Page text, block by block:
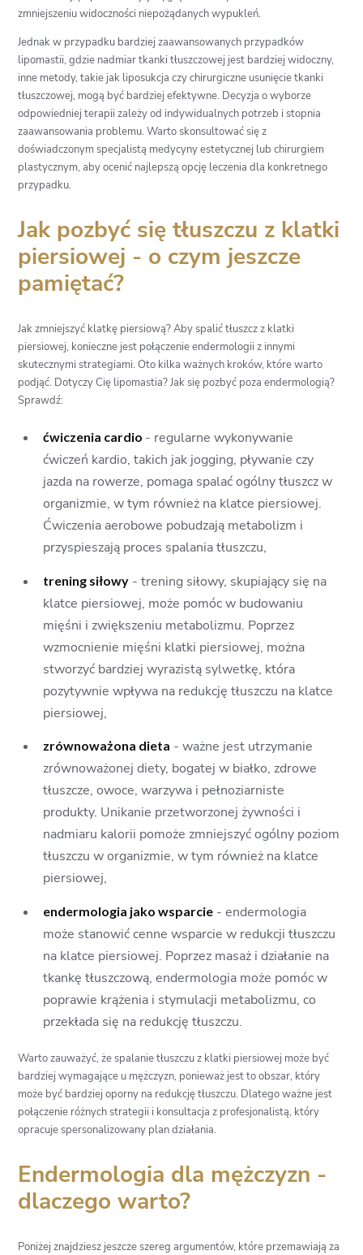
zmniejszeniu widoczności niepożądanych wypukleń.
Jednak w przypadku bardziej zaawansowanych przypadków
lipomastii, gdzie nadmiar tkanki tłuszczowej jest bardziej widoczny,
inne metody, takie jak liposukcja czy chirurgiczne usunięcie tkanki
tłuszczowej, mogą być bardziej efektywne. Decyzja o wyborze
odpowiedniej terapii zależy od indywidualnych potrzeb i stopnia
zaawansowania problemu. Warto skonsultować się z
doświadczonym specjalistą medycyny estetycznej lub chirurgiem
plastycznym, aby ocenić najlepszą opcję leczenia dla konkretnego
przypadku.
Jak pozbyć się tłuszczu z klatki
piersiowej - o czym jeszcze
pamiętać?
Jak zmniejszyć klatkę piersiową? Aby spalić tłuszcz z klatki
piersiowej, konieczne jest połączenie endermologii z innymi
skutecznymi strategiami. Oto kilka ważnych kroków, które warto
podjąć. Dotyczy Cię lipomastia? Jak się pozbyć poza endermologią?
Sprawdź:
ćwiczenia cardio - regularne wykonywanie
ćwiczeń kardio, takich jak jogging, pływanie czy
jazda na rowerze, pomaga spalać ogólny tłuszcz w
organizmie, w tym również na klatce piersiowej.
Ćwiczenia aerobowe pobudzają metabolizm i
przyspieszają proces spalania tłuszczu,
trening siłowy- trening siłowy, skupiający się na
klatce piersiowej, może pomóc w budowaniu
mięśni i zwiększeniu metabolizmu. Poprzez
wzmocnienie mięśni klatki piersiowej, można
stworzyć bardziej wyrazistą sylwetkę, która
pozytywnie wpływa na redukcję tłuszczu na klatce
piersiowej,
zrównoważona dieta - ważne jest utrzymanie
zrównoważonej diety, bogatej w białko, zdrowe
tłuszcze, owoce, warzywa i pełnoziarniste
produkty. Unikanie przetworzonej żywności i
nadmiaru kalorii pomoże zmniejszyć ogólny poziom
tłuszczu w organizmie, w tym również na klatce
piersiowej,
endermologia jako wsparcie- endermologia
może stanowić cenne wsparcie w redukcji tłuszczu
na klatce piersiowej. Poprzez masaż i działanie na
tkankę tłuszczową, endermologia może pomóc w
poprawie krążenia i stymulacji metabolizmu, co
przekłada się na redukcję tłuszczu.
Warto zauważyć, że spalanie tłuszczu z klatki piersiowej może być
bardziej wymagające u mężczyzn, ponieważ jest to obszar, który
może być bardziej oporny na redukcję tłuszczu. Dlatego ważne jest
połączenie różnych strategii i konsultacja z profesjonalistą, który
opracuje spersonalizowany plan działania.
Endermologia dla mężczyzn -
dlaczego warto?
Poniżej znajdziesz jeszcze szereg argumentów, które przemawiają za